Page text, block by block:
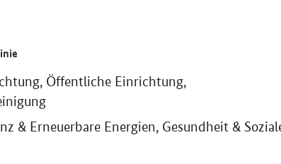
Öffentliche Einrichtung,
& Erneuerbare Energien, Gesundheit &